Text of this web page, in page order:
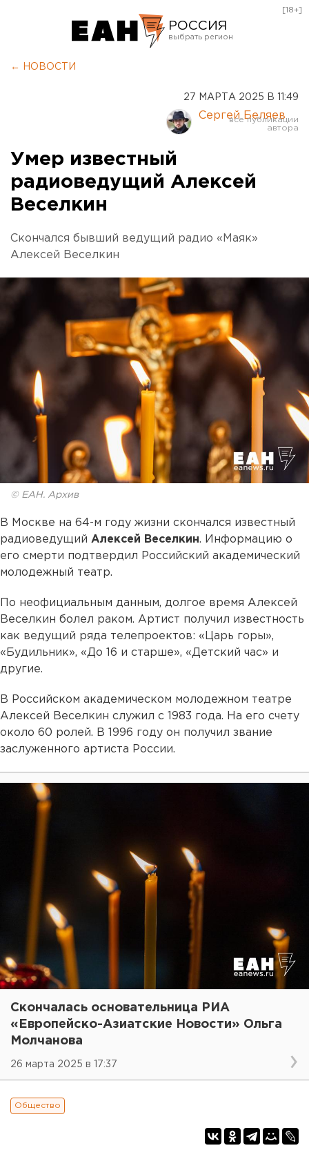
РОССИЯ
Курган
Оренбург
[18+]
← НОВОСТИ
27 МАРТА 2025 В 11:49
Сергей Беляев
Умер известный
радиоведущий Алексей
Веселкин
Скончался бывший ведущий радио «Маяк»
Алексей Веселкин
© ЕАН. Архив
В Москве на 64-м году жизни скончался известный
радиоведущий Алексей Веселкин. Информацию о
его смерти подтвердил Российский академический
молодежный театр.
По неофициальным данным, долгое время Алексей
Веселкин болел раком. Артист получил известность
как ведущий ряда телепроектов: «Царь горы»,
«Будильник», «До 16 и старше», «Детский час» и
другие.
В Российском академическом молодежном театре
Алексей Веселкин служил с 1983 года. На его счету
около 60 ролей. В 1996 году он получил звание
заслуженного артиста России.
Скончалась основательница РИА
«Европейско-Азиатские Новости» Ольга
Молчанова
26 марта 2025 в 17:37
Общество